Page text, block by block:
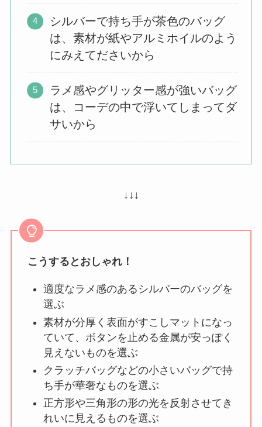
シルバーで持ち手が茶色のバッグ
は、素材が紙やアルミホイルのよう
にみえてださいから
ラメ感やグリッター感が強いバッグ
は、コーデの中で浮いてしまってダ
サいから
↓↓↓
こうするとおしゃれ！
適度なラメ感のあるシルバーのバッグを
選ぶ
素材が分厚く表面がすこしマットになっ
ていて、ボタンを止める金属が安っぽく
見えないものを選ぶ
クラッチバッグなどの小さいバッグで持
ち手が華奢なものを選ぶ
正方形や三角形の形の光を反射させてき
れいに見えるものを選ぶ